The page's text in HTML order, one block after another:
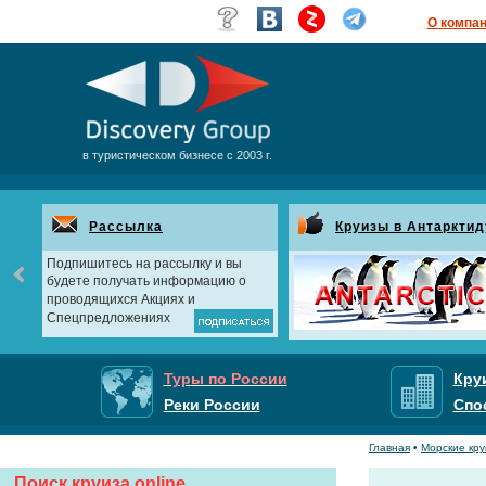
О
в туристическом бизнесе с 2003 г.
Рассылка
Подпишитесь на рассылку и вы
будете получать информацию о
проводящихся Акциях и
Спецпредложениях
Круизы в
Туры по России
Реки России
Главная • Морские